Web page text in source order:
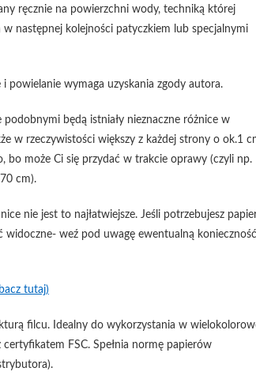
ręcznie na powierzchni wody, techniką której
następnej kolejności patyczkiem lub specjalnymi
wymaga uzyskania zgody autora.
będą istniały nieznaczne różnice w
w rzeczywistości większy z każdej strony o ok.1
bo może Ci się przydać w trakcie oprawy (czyli np.
cm).
nie jest to najłatwiejsze. Jeśli potrzebujesz
widoczne- weź pod uwagę ewentualną konieczność
tutaj)
filcu. Idealny do wykorzystania w
FSC. Spełnia normę papierów